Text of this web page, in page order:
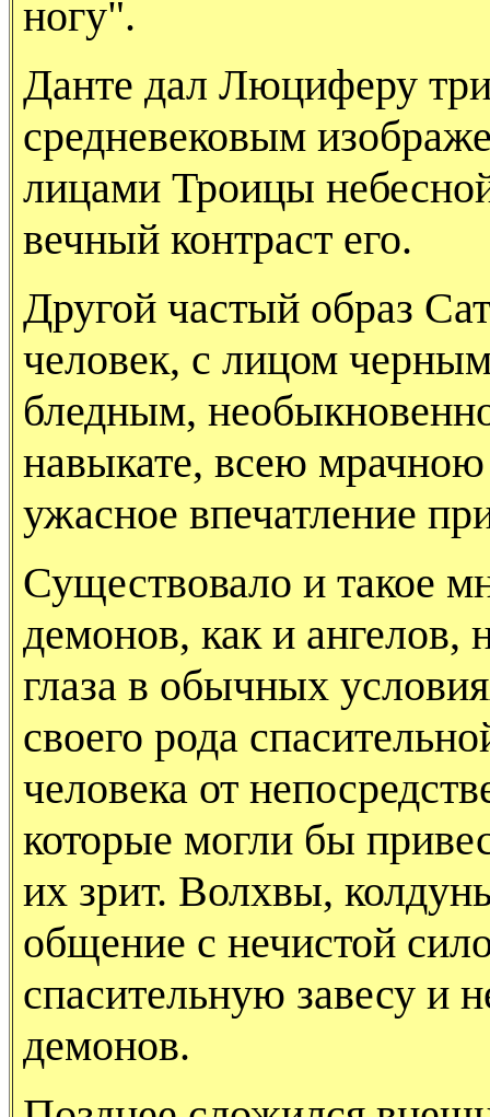
ногу".
Данте дал Люциферу
средневековым
лицами Троицы
вечный контраст его.
Другой частый образ
человек, с лицом
бледным,
навыкате, всею
ужасное впечатление
Существовало и такое
демонов, как и ангелов,
глаза в обычных
своего рода
человека от
которые могли бы
их зрит. Волхвы,
общение с нечистой
спасительную завесу и
демонов.